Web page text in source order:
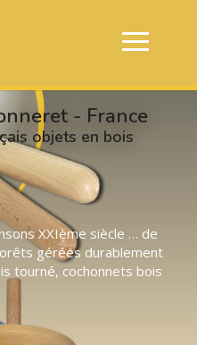
- France
objets en bois
XXIème siècle … de
gérées durablement
tourné, cochonnets bois